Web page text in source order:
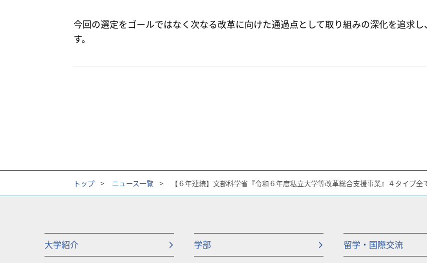
今回の選定をゴールではなく次なる改革に向けた通過点として取り組みの深化を追求
す。
トップ > ニュース一覧 > 【６年連続】文部科学省『令和６年度私立大学等改革総合支援事業』４タイプ全
大学紹介 学部 留学・国際交流